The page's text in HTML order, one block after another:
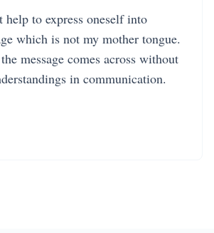
to express oneself into
which is not my mother tongue.
message comes across without
in communication.